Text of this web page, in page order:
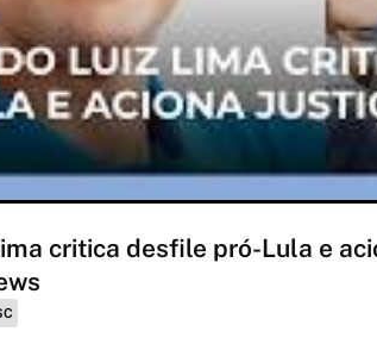
critica desfile pró-Lula e